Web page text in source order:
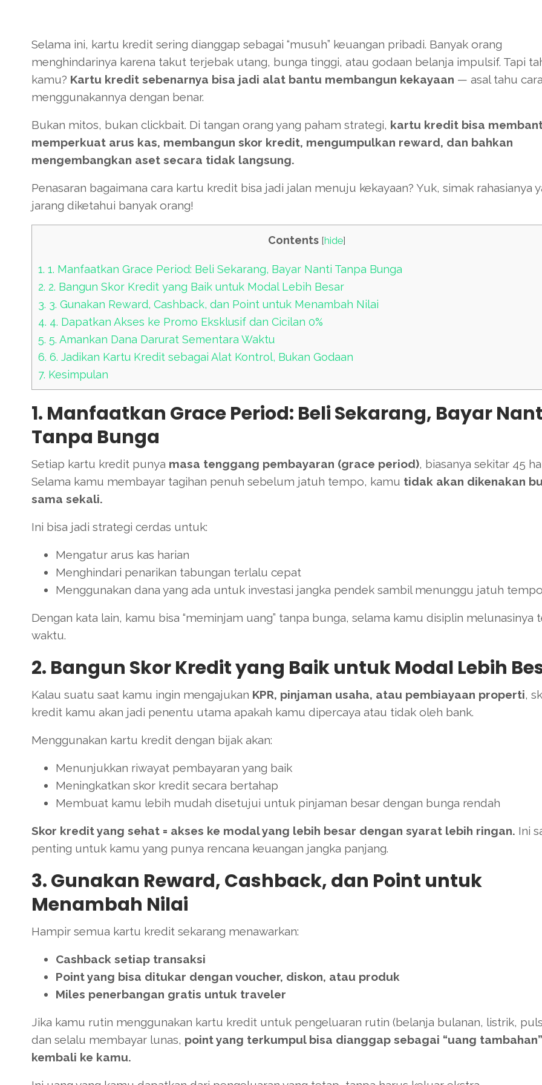
Selama ini, kartu kredit sering dianggap sebagai “musuh” keuangan pribadi. Banyak orang
menghindarinya karena takut terjebak utang, bunga tinggi, atau godaan belanja impulsif. Tapi
kamu? Kartu kredit sebenarnya bisa jadi alat bantu membangun kekayaan — asal tahu cara
menggunakannya dengan benar.
Bukan mitos, bukan clickbait. Di tangan orang yang paham strategi, kartu kredit bisa
memperkuat arus kas, membangun skor kredit, mengumpulkan reward, dan bahkan
mengembangkan aset secara tidak langsung.
Penasaran bagaimana cara kartu kredit bisa jadi jalan menuju kekayaan? Yuk, simak rahasianya
jarang diketahui banyak orang!
Contents [hide]
1. 1. Manfaatkan Grace Period: Beli Sekarang, Bayar Nanti Tanpa Bunga
2. 2. Bangun Skor Kredit yang Baik untuk Modal Lebih Besar
3. 3. Gunakan Reward, Cashback, dan Point untuk Menambah Nilai
4. 4. Dapatkan Akses ke Promo Eksklusif dan Cicilan 0%
5. 5. Amankan Dana Darurat Sementara Waktu
6. 6. Jadikan Kartu Kredit sebagai Alat Kontrol, Bukan Godaan
7. Kesimpulan
1. Manfaatkan Grace Period: Beli Sekarang, Bayar
Tanpa Bunga
Setiap kartu kredit punya masa tenggang pembayaran (grace period), biasanya sekitar 45
Selama kamu membayar tagihan penuh sebelum jatuh tempo, kamu tidak akan dikenakan
sama sekali.
Ini bisa jadi strategi cerdas untuk:
Mengatur arus kas harian
Menghindari penarikan tabungan terlalu cepat
Menggunakan dana yang ada untuk investasi jangka pendek sambil menunggu jatuh tempo
Dengan kata lain, kamu bisa “meminjam uang” tanpa bunga, selama kamu disiplin melunasinya
waktu.
2. Bangun Skor Kredit yang Baik untuk Modal Lebih
Kalau suatu saat kamu ingin mengajukan KPR, pinjaman usaha, atau pembiayaan properti,
kredit kamu akan jadi penentu utama apakah kamu dipercaya atau tidak oleh bank.
Menggunakan kartu kredit dengan bijak akan:
Menunjukkan riwayat pembayaran yang baik
Meningkatkan skor kredit secara bertahap
Membuat kamu lebih mudah disetujui untuk pinjaman besar dengan bunga rendah
Skor kredit yang sehat = akses ke modal yang lebih besar dengan syarat lebih ringan. Ini
penting untuk kamu yang punya rencana keuangan jangka panjang.
3. Gunakan Reward, Cashback, dan Point untuk
Menambah Nilai
Hampir semua kartu kredit sekarang menawarkan:
Cashback setiap transaksi
Point yang bisa ditukar dengan voucher, diskon, atau produk
Miles penerbangan gratis untuk traveler
Jika kamu rutin menggunakan kartu kredit untuk pengeluaran rutin (belanja bulanan, listrik,
dan selalu membayar lunas, point yang terkumpul bisa dianggap sebagai “uang
kembali ke kamu.